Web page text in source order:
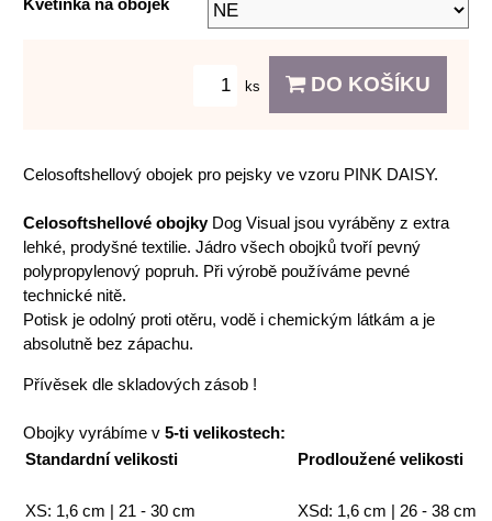
Květinka na obojek
ks DO KOŠÍKU
Celosoftshellový obojek pro pejsky ve vzoru PINK DAISY.
Celosoftshellové obojky Dog Visual jsou vyráběny z extra
lehké, prodyšné textilie. Jádro všech obojků tvoří pevný
polypropylenový popruh. Při výrobě používáme pevné
technické nitě.
Potisk je odolný proti otěru, vodě i chemickým látkám a je
absolutně bez zápachu.
Přívěsek dle skladových zásob !
Obojky vyrábíme v 5-ti velikostech:
Standardní velikosti
Prodloužené velikosti
XS: 1,6 cm | 21 - 30 cm
XSd: 1,6 cm | 26 - 38 cm